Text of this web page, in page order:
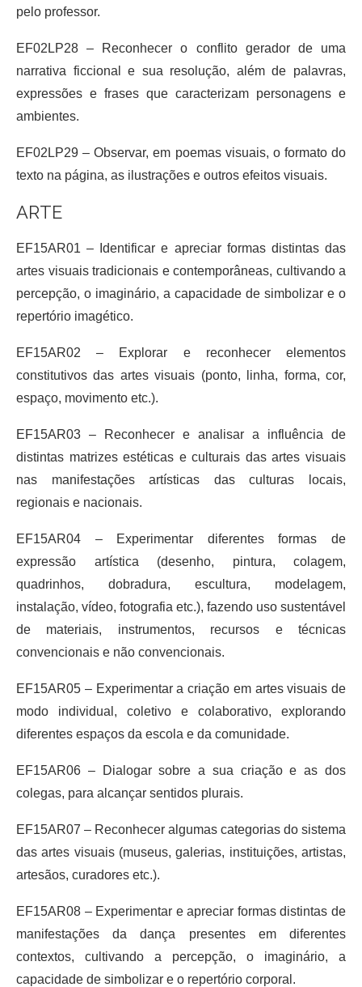
pelo professor.
EF02LP28 – Reconhecer o conflito gerador de uma
narrativa ficcional e sua resolução, além de palavras,
expressões e frases que caracterizam personagens e
ambientes.
EF02LP29 – Observar, em poemas visuais, o formato do
texto na página, as ilustrações e outros efeitos visuais.
ARTE
EF15AR01 – Identificar e apreciar formas distintas das
artes visuais tradicionais e contemporâneas, cultivando a
percepção, o imaginário, a capacidade de simbolizar e o
repertório imagético.
EF15AR02 – Explorar e reconhecer elementos
constitutivos das artes visuais (ponto, linha, forma, cor,
espaço, movimento etc.).
EF15AR03 – Reconhecer e analisar a influência de
distintas matrizes estéticas e culturais das artes visuais
nas manifestações artísticas das culturas locais,
regionais e nacionais.
EF15AR04 – Experimentar diferentes formas de
expressão artística (desenho, pintura, colagem,
quadrinhos, dobradura, escultura, modelagem,
instalação, vídeo, fotografia etc.), fazendo uso sustentável
de materiais, instrumentos, recursos e técnicas
convencionais e não convencionais.
EF15AR05 – Experimentar a criação em artes visuais de
modo individual, coletivo e colaborativo, explorando
diferentes espaços da escola e da comunidade.
EF15AR06 – Dialogar sobre a sua criação e as dos
colegas, para alcançar sentidos plurais.
EF15AR07 – Reconhecer algumas categorias do sistema
das artes visuais (museus, galerias, instituições, artistas,
artesãos, curadores etc.).
EF15AR08 – Experimentar e apreciar formas distintas de
manifestações da dança presentes em diferentes
contextos, cultivando a percepção, o imaginário, a
capacidade de simbolizar e o repertório corporal.